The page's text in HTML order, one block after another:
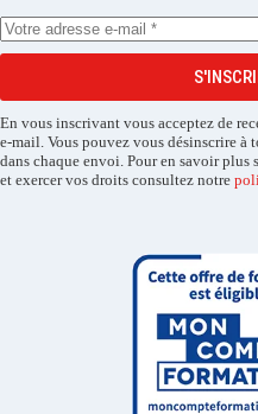
En vous inscrivant vous acceptez de
e-mail. Vous pouvez vous désinscrire à
dans chaque envoi. Pour en savoir plus
et exercer vos droits consultez notre